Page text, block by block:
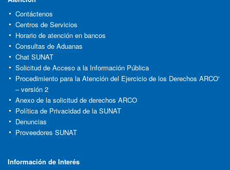
Contáctenos
Centros de Servicios
Horario de atención en bancos
Consultas de Aduanas
Chat SUNAT
Solicitud de Acceso a la Información Pública
Procedimiento para la Atención del Ejercicio de los Derechos ARCO'
– versión 2
Anexo de la solicitud de derechos ARCO
Política de Privacidad de la SUNAT
Denuncias
Proveedores SUNAT
Información de Interés